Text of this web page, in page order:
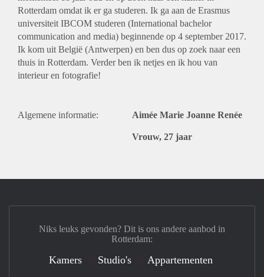
Rotterdam omdat ik er ga studeren. Ik ga aan de Erasmus
universiteit IBCOM studeren (International bachelor
communication and media) beginnende op 4 september 2017.
Ik kom uit België (Antwerpen) en ben dus op zoek naar een
thuis in Rotterdam. Verder ben ik netjes en ik hou van
interieur en fotografie!
Algemene informatie: Aimée Marie Joanne Renée
Vrouw, 27 jaar
Niks leuks gevonden? Dit is ons andere aanbod in
Rotterdam:
Kamers Studio's Appartementen